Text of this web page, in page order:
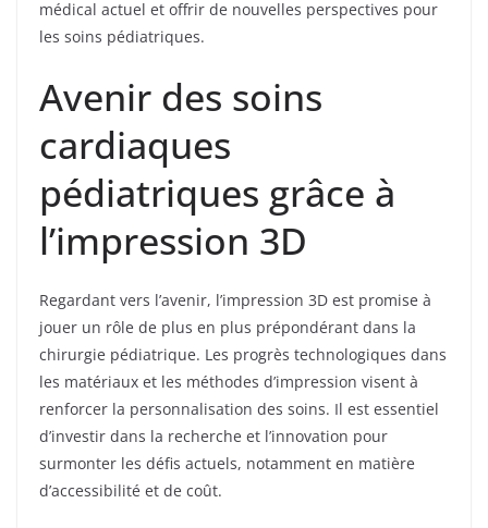
médical actuel et offrir de nouvelles perspectives pour
les soins pédiatriques.
Avenir des soins
cardiaques
pédiatriques grâce à
l’impression 3D
Regardant vers l’avenir, l’impression 3D est promise à
jouer un rôle de plus en plus prépondérant dans la
chirurgie pédiatrique. Les progrès technologiques dans
les matériaux et les méthodes d’impression visent à
renforcer la personnalisation des soins. Il est essentiel
d’investir dans la recherche et l’innovation pour
surmonter les défis actuels, notamment en matière
d’accessibilité et de coût.